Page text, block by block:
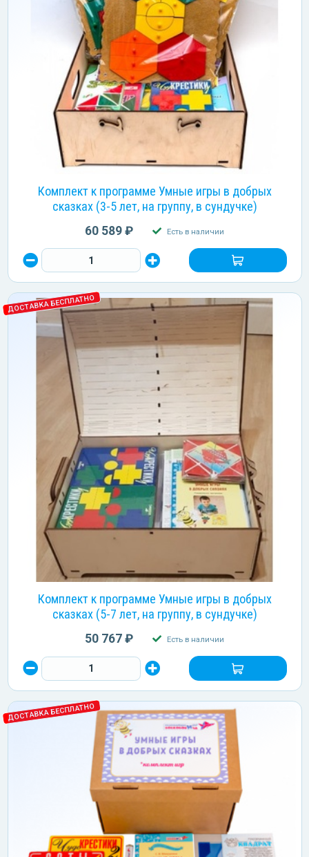
Комплект к программе Умные игры в добрых
сказках (3-5 лет, на группу, в сундучке)
60 589 ₽ Есть в наличии
ДОСТАВКА БЕСПЛАТНО
Комплект к программе Умные игры в добрых
сказках (5-7 лет, на группу, в сундучке)
50 767 ₽ Есть в наличии
ДОСТАВКА БЕСПЛАТНО